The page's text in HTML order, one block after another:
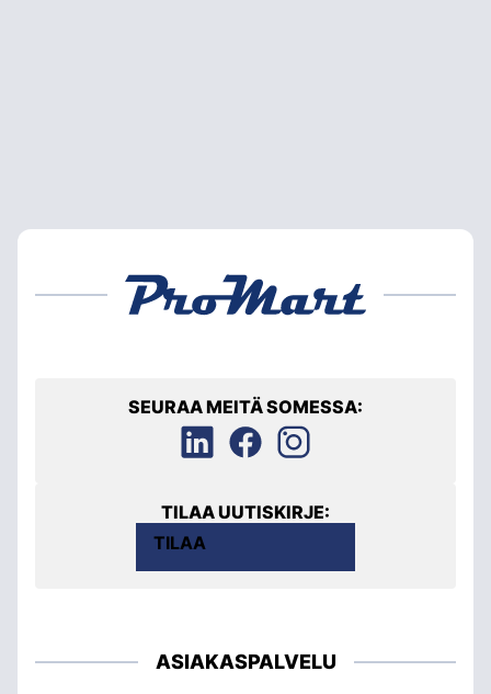
SEURAA MEITÄ SOMESSA:
TILAA UUTISKIRJE:
TILAA
ASIAKASPALVELU